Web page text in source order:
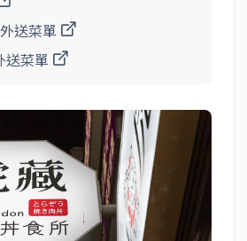
送菜單
送菜單